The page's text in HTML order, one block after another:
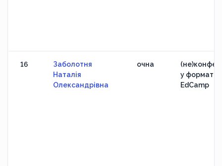
16
Заболотня
Наталія
Олександрівна
очна
у форматі
EdCamp